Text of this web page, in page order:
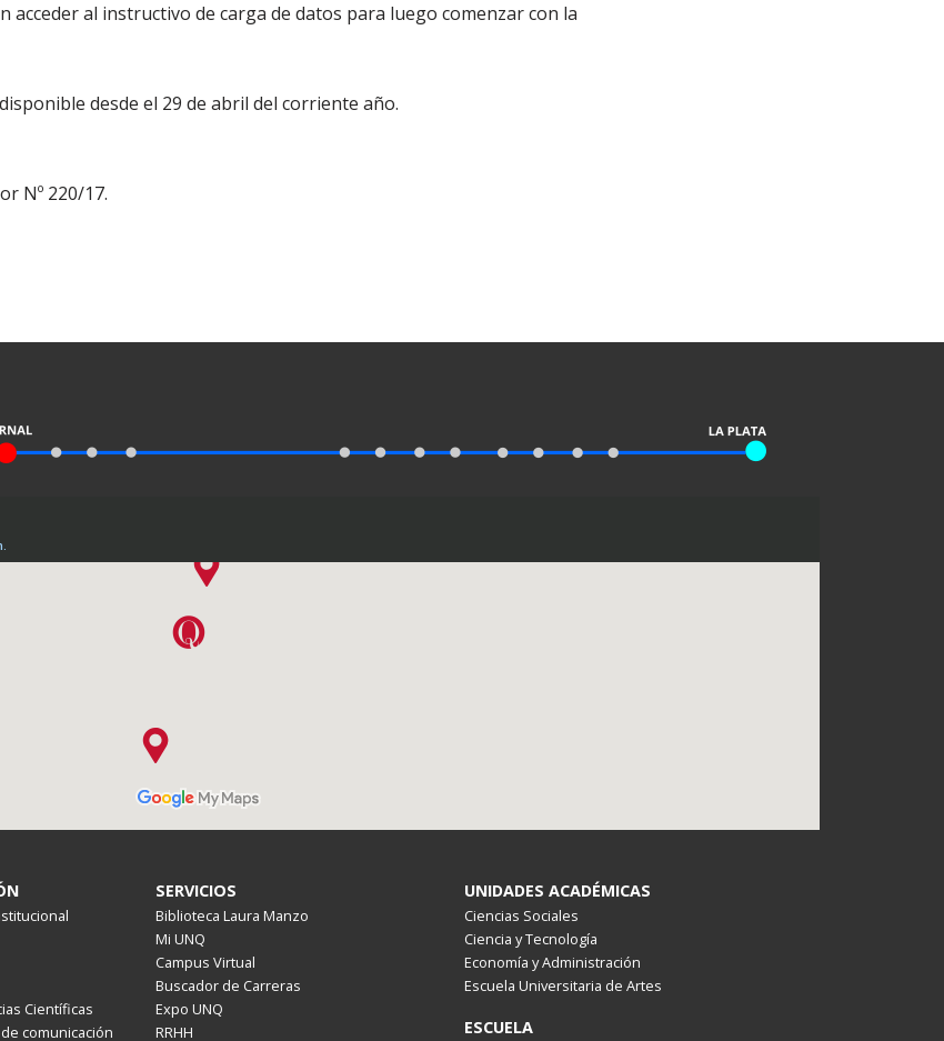
acceder al instructivo de carga de datos para luego comenzar con la
desde el 29 de abril del corriente año.
Nº 220/17.
Científicas
comunicación
SERVICIOS
Biblioteca Laura Manzo
Mi UNQ
Campus Virtual
Buscador de Carreras
Expo UNQ
RRHH
UNIDADES ACADÉMICAS
Ciencias Sociales
Ciencia y Tecnología
Economía y Administración
Escuela Universitaria de Artes
ESCUELA